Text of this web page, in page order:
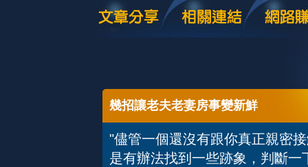
幾招讓老夫老妻房事變新鮮
"儘管一個還沒有跟你真正親密
是有辦法找到一些跡象，判斷